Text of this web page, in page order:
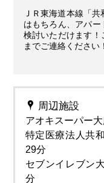
ＪＲ東海道本線「
はもちろん、アパ
検討いただけます！
までご連絡ください！
周辺施設
アオキスーパー
特定医療法人共
29分
セブンイレブン
分